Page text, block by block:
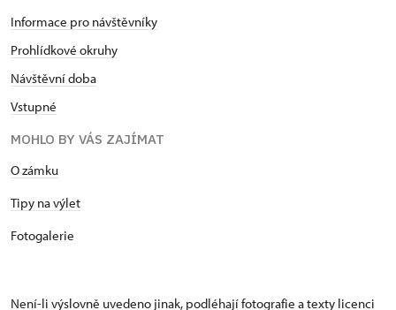
Informace pro návštěvníky
Prohlídkové okruhy
Návštěvní doba
Vstupné
MOHLO BY VÁS ZAJÍMAT
O zámku
Tipy na výlet
Fotogalerie
Není-li výslovně uvedeno jinak, podléhají fotografie a texty licenci